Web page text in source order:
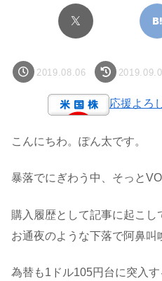
2019.08.06
応援よろ
こんにちわ。ぽん太です。
暴落でにぎわう中、そっと
購入履歴として記事に起こ
お通夜のような下落で阿鼻叫
為替も1ドル105円台に突入